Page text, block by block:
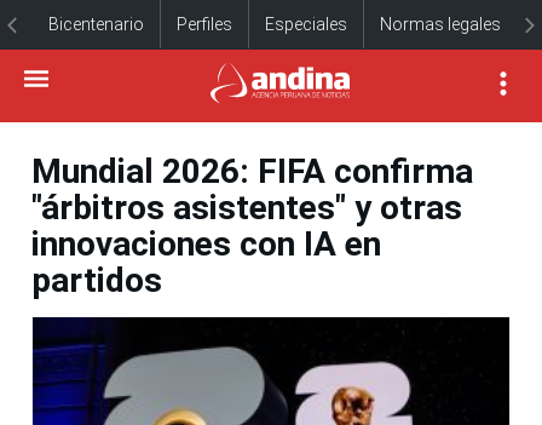
Bicentenario Perfiles Especiales Normas legales
Mundial 2026: FIFA confirma
"árbitros asistentes" y otras
innovaciones con IA en
partidos